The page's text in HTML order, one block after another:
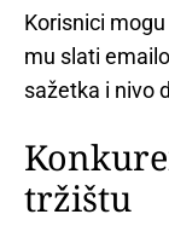
Korisnici
mu slati
sažetka i nivo
tržištu